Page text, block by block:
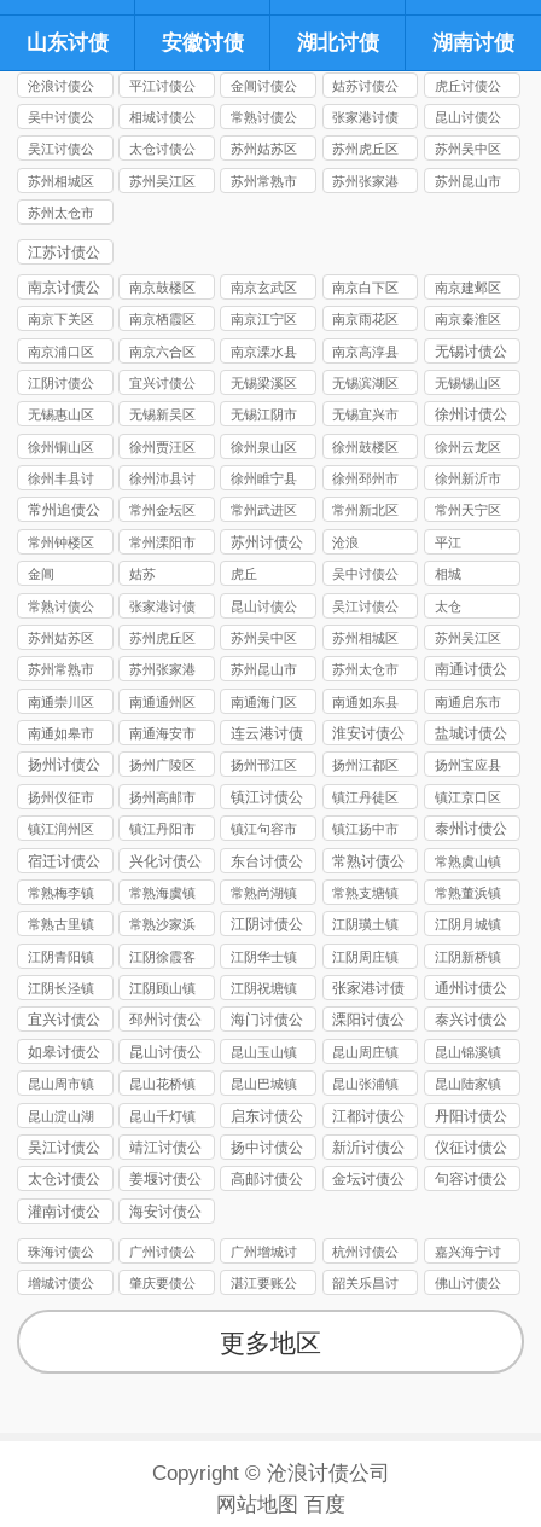
山东讨债 安徽讨债 湖北讨债 湖南讨债
沧浪讨债公
司
平江讨债公
司
金阊讨债公
司
姑苏讨债公
司
虎丘讨债公
司
吴中讨债公
司
相城讨债公
司
常熟讨债公
司
张家港讨债
公司
昆山讨债公
司
吴江讨债公
司
太仓讨债公
司
苏州姑苏区
讨债公司
苏州虎丘区
讨债公司
苏州吴中区
讨债公司
苏州相城区
讨债公司
苏州吴江区
苏州常熟市
苏州张家港
苏州昆山市
苏州太仓市
讨债公司
江苏讨债公
司
南京讨债公
司
南京鼓楼区
讨债公司
南京玄武区
讨债公司
南京白下区
讨债公司
南京建邺区
讨债公司
南京下关区
讨债公司
南京栖霞区
讨债公司
南京江宁区
讨债公司
南京雨花区
讨债公司
南京秦淮区
讨债公司
南京浦口区
讨债公司
南京六合区
讨债公司
南京溧水县
讨债公司
南京高淳县
讨债公司
无锡讨债公
司
江阴讨债公
司
宜兴讨债公
司
无锡梁溪区
讨债公司
无锡滨湖区
讨债公司
无锡锡山区
讨债公司
无锡惠山区
讨债公司
无锡新吴区
讨债公司
无锡江阴市
讨债公司
无锡宜兴市
讨债公司
徐州讨债公
司
徐州铜山区
讨债公司
徐州贾汪区
讨债公司
徐州泉山区
讨债公司
徐州鼓楼区
讨债公司
徐州云龙区
讨债公司
徐州丰县讨
债公司
徐州沛县讨
债公司
徐州睢宁县
讨债公司
徐州‌邳州市
讨债公司
徐州新沂市
讨债公司
常州追债公
司
常州金坛区
讨债公司
常州武进区
讨债公司
常州新北区
讨债公司
常州天宁区
讨债公司
常州钟楼区
讨债公司
常州溧阳市
讨债公司
苏州讨债公
司
沧浪 平江
金阊 姑苏 虎丘
吴中讨债公
司
相城
常熟讨债公
司
张家港讨债
公司
昆山讨债公
司
吴江讨债公
司
太仓
苏州姑苏区
讨债公司
苏州虎丘区
讨债公司
苏州吴中区
讨债公司
苏州相城区
讨债公司
苏州吴江区
讨债公司
苏州常熟市
讨债公司
苏州张家港
市讨债公司
苏州昆山市
讨债公司
苏州太仓市
讨债公司
南通讨债公
司
南通崇川区
讨债公司
南通通州区
讨债公司
南通海门区
讨债公司
南通如东县
讨债公司
南通启东市
讨债公司
南通如皋市
讨债公司
南通海安市
讨债公司
连云港讨债
公司
淮安讨债公
司
盐城讨债公
司
扬州讨债公
司
扬州广陵区
讨债公司
扬州邗江区
讨债公司
扬州江都区
讨债公司
扬州宝应县
讨债公司
扬州仪征市
讨债公司
扬州高邮市
讨债公司
镇江讨债公
司
镇江丹徒区
讨债公司
镇江京口区
讨债公司
镇江润州区
讨债公司
镇江丹阳市
讨债公司
镇江句容市
讨债公司
镇江扬中市
讨债公司
泰州讨债公
司
宿迁讨债公
司
兴化讨债公
司
东台讨债公
司
常熟讨债公
司
常熟虞山镇
讨债公司
常熟梅李镇
讨债公司
常熟海虞镇
讨债公司
常熟尚湖镇
讨债公司
常熟支塘镇
讨债公司
常熟董浜镇
讨债公司
常熟古里镇
讨债公司
常熟沙家浜
镇讨债公司
江阴讨债公
司
江阴璜土镇
讨债公司
江阴月城镇
讨债公司
江阴青阳镇
讨债公司
江阴徐霞客
镇讨债公司
江阴华士镇
讨债公司
江阴周庄镇
讨债公司
江阴新桥镇
讨债公司
江阴长泾镇
讨债公司
江阴顾山镇
讨债公司
江阴祝塘镇
讨债公司
张家港讨债
公司
通州讨债公
司
宜兴讨债公
司
邳州讨债公
司
海门讨债公
司
溧阳讨债公
司
泰兴讨债公
司
如皋讨债公
司
昆山讨债公
司
昆山玉山镇
讨债公司
昆山周庄镇
讨债公司
昆山锦溪镇
讨债公司
昆山周市镇
讨债公司
昆山花桥镇
讨债公司
昆山巴城镇
讨债公司
昆山张浦镇
讨债公司
昆山陆家镇
讨债公司
昆山淀山湖
镇讨债公司
昆山千灯镇
讨债公司
启东讨债公
司
江都讨债公
司
丹阳讨债公
司
吴江讨债公
司
靖江讨债公
司
扬中讨债公
司
新沂讨债公
司
仪征讨债公
司
太仓讨债公
司
姜堰讨债公
司
高邮讨债公
金坛讨债公
句容讨债公
灌南讨债公
司
海安讨债公
司
珠海讨债公
司
广州讨债公
司
广州增城讨
债公司
杭州讨债公
司
嘉兴海宁讨
债要账
增城讨债公
司
肇庆要债公
司
湛江要账公
司
韶关乐昌讨
债公司
佛山讨债公
司
更多地区
Copyright © 沧浪讨债公司
网站地图 百度